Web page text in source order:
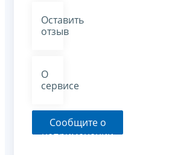
Оставить
отзыв
О
сервисе
Сообщите о
неприменении